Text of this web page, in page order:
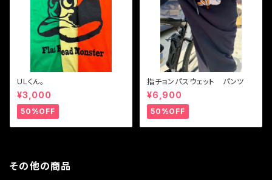
ULくん。
¥3,000
50%OFF
指チョンパスウェット パンツ
¥6,900
50%OFF
その他の商品